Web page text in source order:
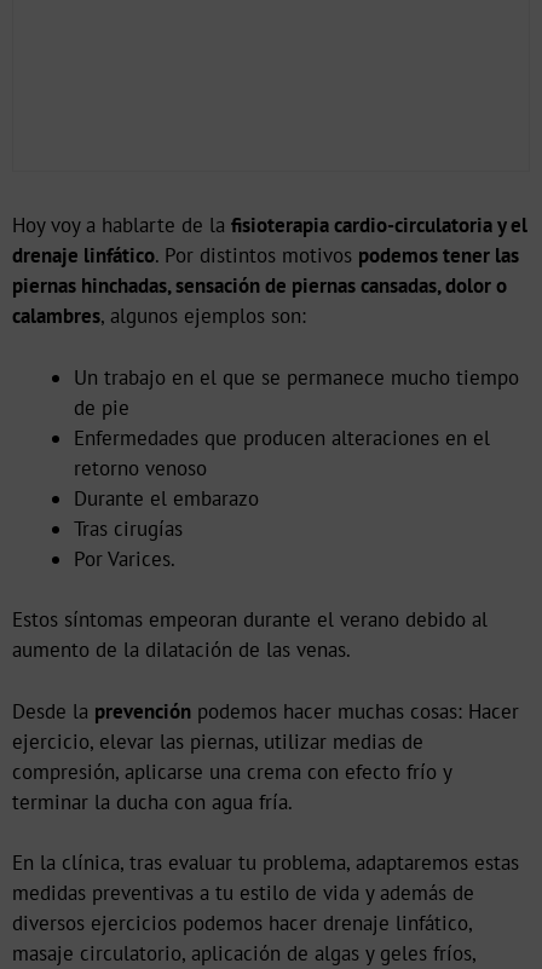
Hoy voy a hablarte de la fisioterapia cardio-circulatoria y el
drenaje linfático. Por distintos motivos podemos tener las
piernas hinchadas, sensación de piernas cansadas, dolor o
calambres, algunos ejemplos son:
Un trabajo en el que se permanece mucho tiempo
de pie
Enfermedades que producen alteraciones en el
retorno venoso
Durante el embarazo
Tras cirugías
Por Varices.
Estos síntomas empeoran durante el verano debido al
aumento de la dilatación de las venas.
Desde la prevención podemos hacer muchas cosas: Hacer
ejercicio, elevar las piernas, utilizar medias de
compresión, aplicarse una crema con efecto frío y
terminar la ducha con agua fría.
En la clínica, tras evaluar tu problema, adaptaremos estas
medidas preventivas a tu estilo de vida y además de
diversos ejercicios podemos hacer drenaje linfático,
masaje circulatorio, aplicación de algas y geles fríos,